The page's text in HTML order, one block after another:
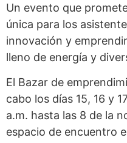
Un evento que
única para los
innovación y
lleno de energía y
El Bazar de
cabo los días 15, 16 y
a.m. hasta las 8 de la
espacio de encuentro